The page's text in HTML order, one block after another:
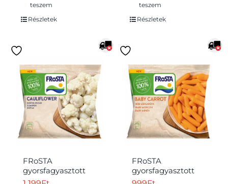
teszem
Részletek
teszem
Részletek
FRoSTA
gyorsfagyasztott
karfiol rózsák 400
FRoSTA
gyorsfagyasztott
bébi sárgarépa